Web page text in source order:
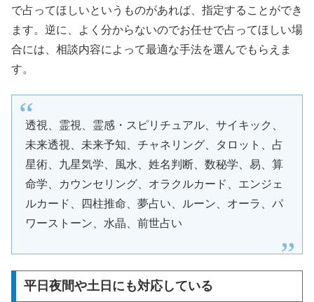
で占ってほしいというものがあれば、指定することができ
ます。逆に、よく分からないのでお任せで占ってほしい場
合には、相談内容によって最適な手法を選んでもらえま
す。
透視、霊視、霊感・スピリチュアル、サイキック、
未来透視、未来予知、チャネリング、タロット、占
星術、九星気学、風水、姓名判断、数秘学、易、算
命学、カウンセリング、オラクルカード、エンジェ
ルカード、四柱推命、夢占い、ルーン、オーラ、パ
ワーストーン、水晶、前世占い
平日夜間や土日にも対応している